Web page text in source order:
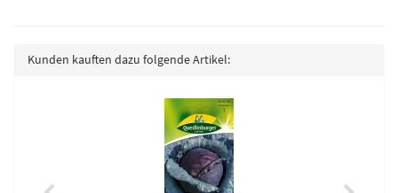
Kunden kauften dazu folgende Artikel: